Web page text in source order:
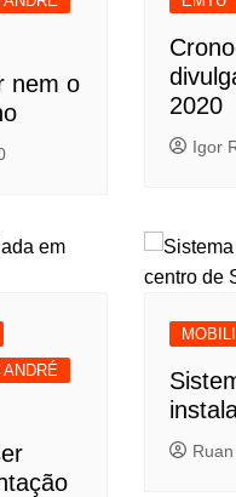
nem o
2020
Igor